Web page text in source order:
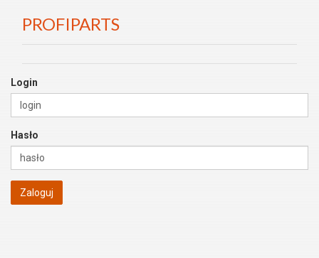
PROFIPARTS
Login
Hasło
Zaloguj